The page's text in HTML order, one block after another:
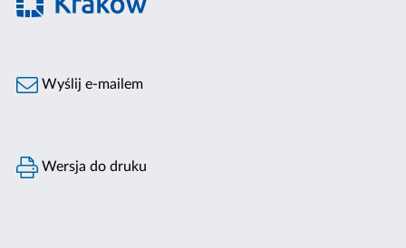
Wyślij e-mailem
Wersja do druku